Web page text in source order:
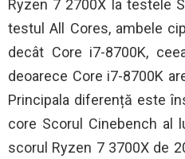
Ryzen 7 2700X la testele
testul All Cores, ambele
decât Core i7-8700K,
deoarece Core i7-8700K
Principala diferență este
core Scorul Cinebench al
scorul Ryzen 7 3700X de